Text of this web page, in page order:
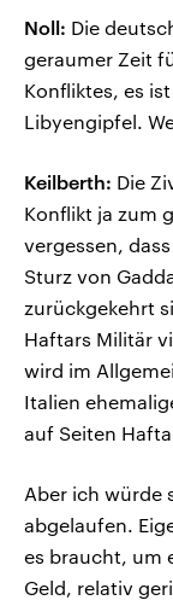
Noll: Die
geraumer Zeit
Konfliktes, es
Libyengipfel.
Keilberth: Die
Konflikt ja zum
vergessen,
Sturz von
zurückgekehrt
Haftars Militär
wird im
Italien
auf Seiten
Aber ich würde
abgelaufen.
es braucht, um
Geld, relativ